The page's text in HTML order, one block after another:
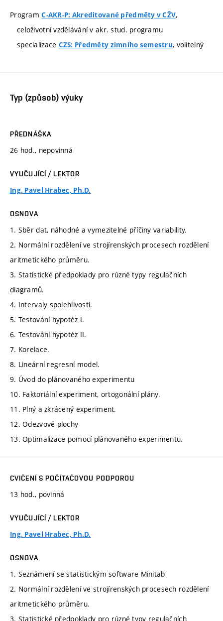
ProgramC-AKR-P: Akreditované předměty v CŽV,
celoživotní vzdělávání v akr. stud. programu
specializace CZS: Předměty zimního semestru, volitelný
Typ (způsob) výuky
PŘEDNÁŠKA
26 hod., nepovinná
VYUČUJÍCÍ / LEKTOR
Ing. Pavel Hrabec, Ph.D.
OSNOVA
1. Sběr dat, náhodné a vymezitelné příčiny variability.
2. Normální rozdělení ve strojírenských procesech rozdělení
aritmetického průměru.
3. Statistické předpoklady pro rúzné typy regulačních
diagramů.
4. Intervaly spolehlivosti.
5. Testování hypotéz I.
6. Testování hypotéz II.
7. Korelace.
8. Lineární regresní model.
9. Úvod do plánovaného experimentu
10. Faktoriální experiment, ortogonální plány.
11. Plný a zkrácený experiment.
12. Odezvové plochy
13. Optimalizace pomocí plánovaného experimentu.
CVIČENÍ S POČÍTAČOVOU PODPOROU
13 hod., povinná
VYUČUJÍCÍ / LEKTOR
Ing. Pavel Hrabec, Ph.D.
OSNOVA
1. Seznámení se statistickým software Minitab
2. Normální rozdělení ve strojírenských procesech rozdělení
aritmetického průměru.
3. Statistické předpoklady pro rúzné typy regulačních